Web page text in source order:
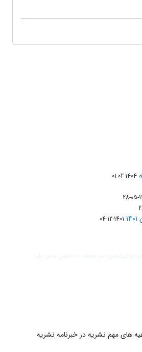
1404-02-01
1401-12-04
های مهم نشریه در خبرنامه نشریه